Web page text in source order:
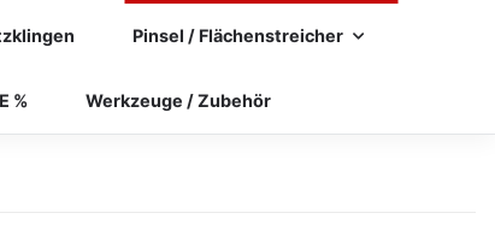
Pinsel / Flächenstreicher
% Werkzeuge / Zubehör